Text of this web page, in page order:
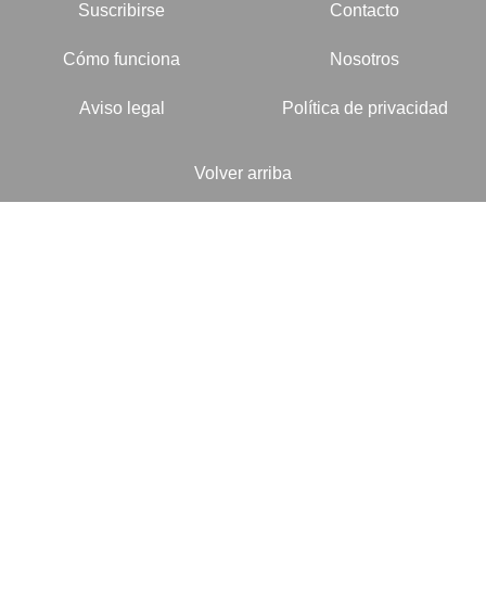
Suscribirse Contacto
Cómo funciona Nosotros
Aviso legal Política de privacidad
Volver arriba